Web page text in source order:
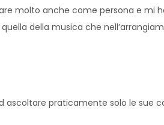
molto anche come persona e mi
della musica che
praticamente solo le sue